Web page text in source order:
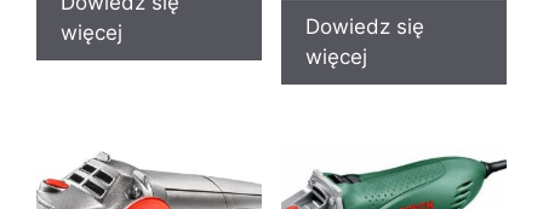
więcej
Dowiedz się
więcej